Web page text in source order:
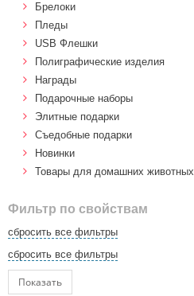
Брелоки
Пледы
USB Флешки
Полиграфические изделия
Награды
Подарочные наборы
Элитные подарки
Cъедобные подарки
Новинки
Товары для домашних животных
Фильтр по свойствам
сбросить все фильтры
сбросить все фильтры
Показать